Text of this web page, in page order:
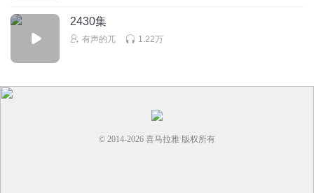
2430集
有声的兀 1.22万
© 2014-2026 喜马拉雅 版权所有